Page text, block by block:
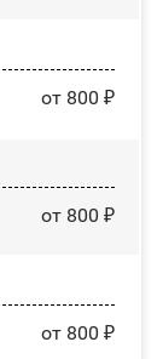
от 800 ₽
от 800 ₽
от 800 ₽